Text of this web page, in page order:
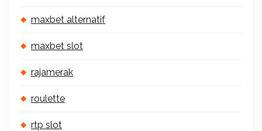
maxbet alternatif
maxbet slot
rajamerak
roulette
rtp slot